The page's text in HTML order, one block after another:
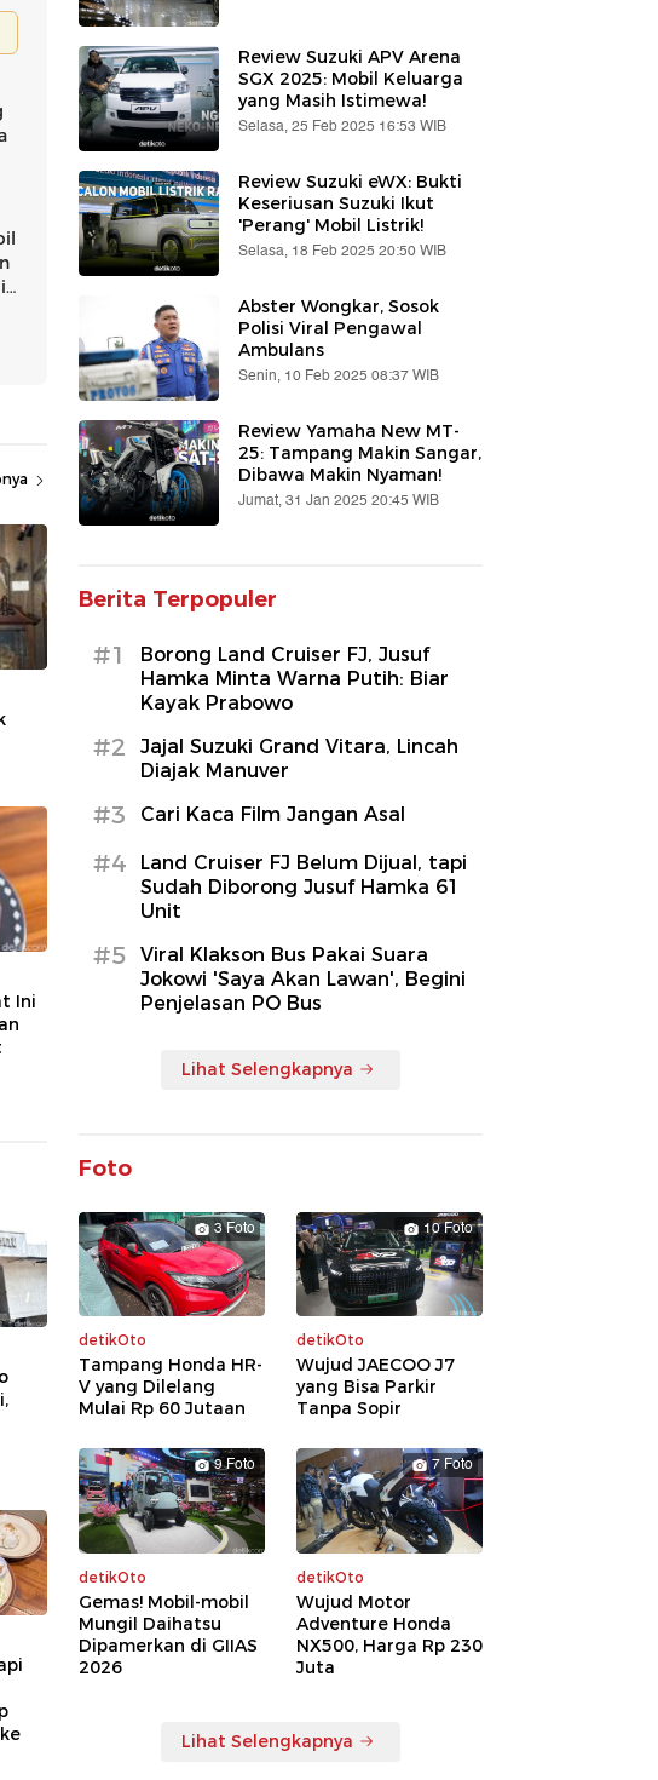
Ini
Review Suzuki APV Arena
SGX 2025: Mobil Keluarga
yang Masih Istimewa!
Selasa, 25 Feb 2025 16:53 WIB
Review Suzuki eWX: Bukti
Keseriusan Suzuki Ikut
'Perang' Mobil Listrik!
Selasa, 18 Feb 2025 20:50 WIB
Abster Wongkar, Sosok
Polisi Viral Pengawal
Ambulans
Senin, 10 Feb 2025 08:37 WIB
Review Yamaha New MT-
25: Tampang Makin Sangar,
Dibawa Makin Nyaman!
Jumat, 31 Jan 2025 20:45 WIB
Berita Terpopuler
#1
Borong Land Cruiser FJ, Jusuf
Hamka Minta Warna Putih: Biar
Kayak Prabowo
#2
Jajal Suzuki Grand Vitara, Lincah
Diajak Manuver
#3 Cari Kaca Film Jangan Asal
#4
Land Cruiser FJ Belum Dijual, tapi
Sudah Diborong Jusuf Hamka 61
Unit
#5
Viral Klakson Bus Pakai Suara
Jokowi 'Saya Akan Lawan', Begini
Penjelasan PO Bus
Lihat Selengkapnya
Foto
3 Foto
detikOto
Tampang Honda HR-
V yang Dilelang
Mulai Rp 60 Jutaan
10 Foto
detikOto
Wujud JAECOO J7
yang Bisa Parkir
Tanpa Sopir
9 Foto
detikOto
Gemas! Mobil-mobil
Mungil Daihatsu
Dipamerkan di GIIAS
2026
7 Foto
detikOto
Wujud Motor
Adventure Honda
NX500, Harga Rp 230
Juta
Lihat Selengkapnya